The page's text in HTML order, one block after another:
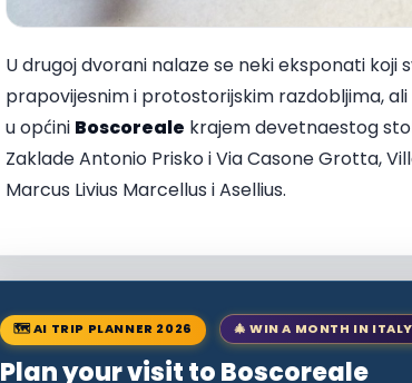
U drugoj dvorani nalaze se neki eksponati koji
prapovijesnim i protostorijskim razdobljima,
u općini Boscoreale krajem devetnaestog
Zaklade Antonio Prisko i Via Casone Grotta,
Marcus Livius Marcellus i Asellius.
🗺 AI TRIP PLANNER 2026 🎄 WIN A MONTH IN
Plan your visit to Boscoreale